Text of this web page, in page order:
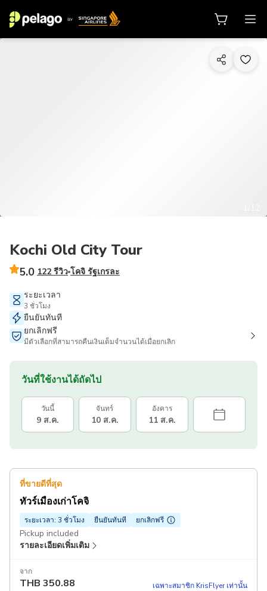
Kochi Old City Tour
5.0 122 รีวิว โคจิ รัฐเกรละ
ระยะเวลา
3 ชั่วโมง
ยืนยันทันที
ยกเลิกฟรี
มีตัวเลือกที่สามารถคืนเงินเต็มจำนวนได้เมื่อยกเลิก
วันที่ใช้งานได้ถัดไป
วันนี้
9 ส.ค.
จันทร์
10 ส.ค.
อังคาร
11 ส.ค.
ที่ขายดีที่สุด
ทัวร์เมืองเก่าโคจิ
ระยะเวลา: 3 ชั่วโมง ยืนยันทันที ยกเลิกฟรี
Pickup included
รายละเอียดเพิ่มเติม
จาก
THB 350.88 เฉพาะสมาชิก KrisFlyer เท่านั้น